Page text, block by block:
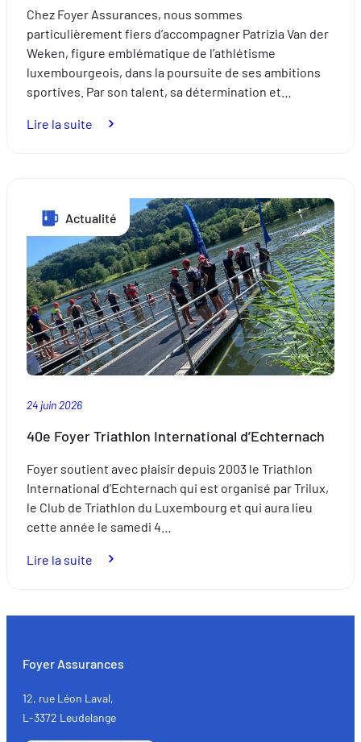
comprenant comment vous arrivez sur notre site.
Proposer des offres et services personnalisés et en
les performances. Partager des informations avec les
sociaux utilisés et vous permettre de visualiser du contenu
hébergé sur un site externe.
Chez Foyer Assurances, nous sommes
particulièrement fiers d’accompagner Patrizia Van der
Weken, figure emblématique de l’athlétisme
luxembourgeois, dans la poursuite de ses ambitions
sportives. Par son talent, sa détermination et…
Lire la suite
de
Patrizia
Van
der
Weken
:
un
partenariat
placé
signe
l’excellence
Actualité
24 juin 2026
40e Foyer Triathlon International d’Echternach
Foyer soutient avec plaisir depuis 2003 le Triathlon
International d’Echternach qui est organisé par Trilux,
le Club de Triathlon du Luxembourg et qui aura lieu
cette année le samedi 4…
Lire la suite
Triathlon
Foyer Assurances
12, rue Léon Laval,
L-3372 Leudelange